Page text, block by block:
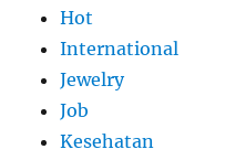
Hot
International
Jewelry
Job
Kesehatan